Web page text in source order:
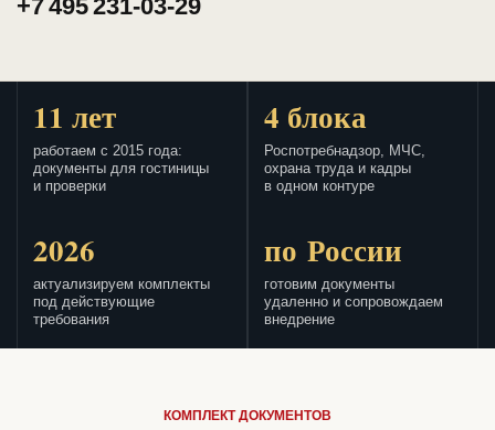
+7 495 231-03-29
11 лет
работаем с 2015 года:
документы для гостиницы
и проверки
4 блока
Роспотребнадзор, МЧС,
охрана труда и кадры
в одном контуре
2026
актуализируем комплекты
под действующие
требования
по России
готовим документы
удаленно и сопровождаем
внедрение
КОМПЛЕКТ ДОКУМЕНТОВ